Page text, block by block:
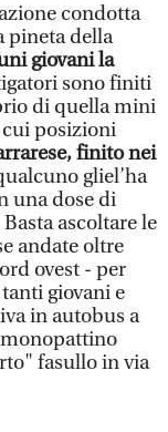
condotta
pineta della
giovani la
sono finiti
di quella mini
cui posizioni
finito nei
gliel’ha
una dose di
ascoltare le
andate oltre
ovest - per
giovani e
in autobus a
fasullo in via